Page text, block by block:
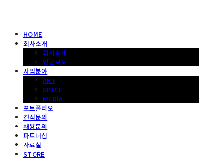
HOME
회사소개
회사소개
언론보도
사업분야
ART
SPACE
MEDIA
포트폴리오
견적문의
채용문의
파트너십
자료실
STORE